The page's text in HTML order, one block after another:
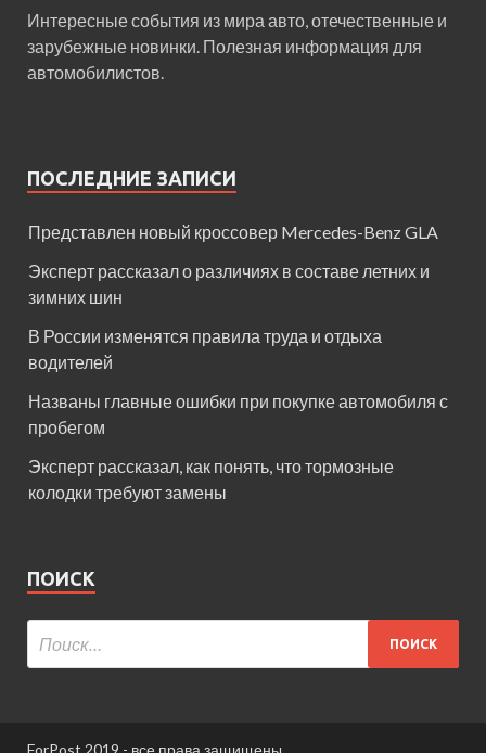
Интересные события из мира авто, отечественные и
зарубежные новинки. Полезная информация для
автомобилистов.
ПОСЛЕДНИЕ ЗАПИСИ
Представлен новый кроссовер Mercedes-Benz GLA
Эксперт рассказал о различиях в составе летних и
зимних шин
В России изменятся правила труда и отдыха
водителей
Названы главные ошибки при покупке автомобиля с
пробегом
Эксперт рассказал, как понять, что тормозные
колодки требуют замены
ПОИСК